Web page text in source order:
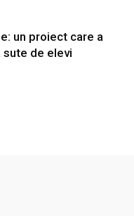
un proiect care a
sute de elevi